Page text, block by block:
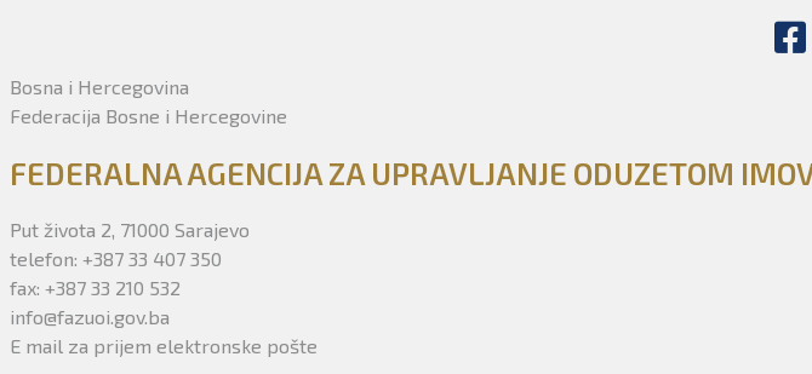
Bosna i Hercegovina
Federacija Bosne i Hercegovine
FEDERALNA AGENCIJA ZA UPRAVLJANJE ODUZETOM
Put života 2, 71000 Sarajevo
telefon: +387 33 407 350
fax: +387 33 210 532
info@fazuoi.gov.ba
E mail za prijem elektronske pošte